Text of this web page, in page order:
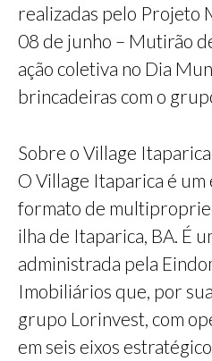
realizadas pelo Projeto
08 de junho – Mutirão
ação coletiva no Dia
brincadeiras com o
Sobre o Village Itaparica
O Village Itaparica é
formato de
ilha de Itaparica, BA. É
administrada pela
Imobiliários que, por
grupo Lorinvest, com
em seis eixos